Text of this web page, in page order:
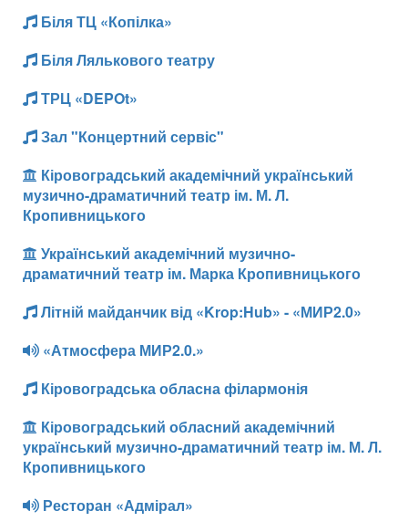
Біля ТЦ «Копілка»
Біля Лялькового театру
ТРЦ «DEPOt»
Зал "Концертний сервіс"
Кіровоградський академічний український
музично-драматичний театр ім. М. Л.
Кропивницького
Український академічний музично-
драматичний театр ім. Марка Кропивницького
Літній майданчик від «Krop:Hub» - «МИР2.0»
«Атмосфера МИР2.0.»
Кіровоградська обласна філармонія
Кіровоградський обласний академічний
український музично-драматичний театр ім. М. Л.
Кропивницького
Ресторан «Адмірал»